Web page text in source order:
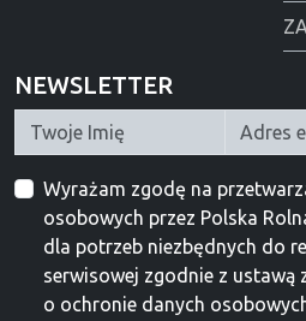
NEWSLETTER
Wyrażam zgodę na
osobowych przez Polska
dla potrzeb niezbędnych do
serwisowej zgodnie z ustawą
o ochronie danych